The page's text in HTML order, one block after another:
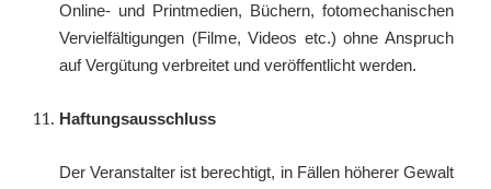
Online- und Printmedien, Büchern, fotomechanischen
Vervielfältigungen (Filme, Videos etc.) ohne Anspruch
auf Vergütung verbreitet und veröffentlicht werden.
Haftungsausschluss
Der Veranstalter ist berechtigt, in Fällen höherer Gewalt